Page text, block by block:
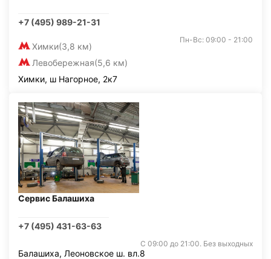
+7 (495) 989-21-31
Химки(3,8 км)
Левобережная(5,6 км)
Пн-Вс: 09:00 - 21:00
Химки, ш Нагорное, 2к7
Сервис Балашиха
+7 (495) 431-63-63
С 09:00 до 21:00. Без выходных
Балашиха, Леоновское ш. вл.8